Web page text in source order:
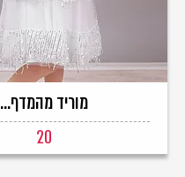
מוריד מהמדף...
20